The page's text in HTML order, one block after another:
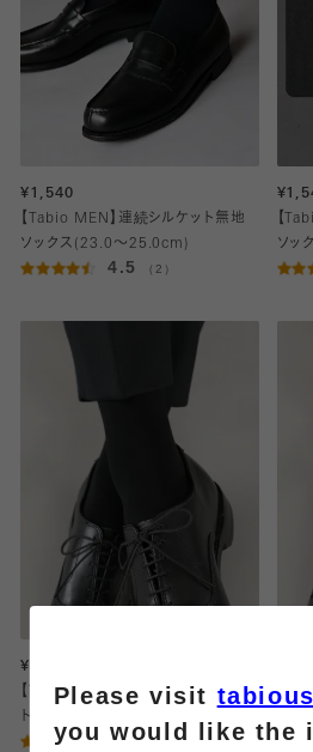
¥1,540
【Tabio MEN】連続シルケット無地
ソックス(23.0～25.0cm)
4.5 （2）
【
ソッ
¥1,320
【Tabio MEN】【定番】スーピマコッ
トン無地ソックス(27.0～29.0cm)
4.2（5）
【
Please visit
you would like the